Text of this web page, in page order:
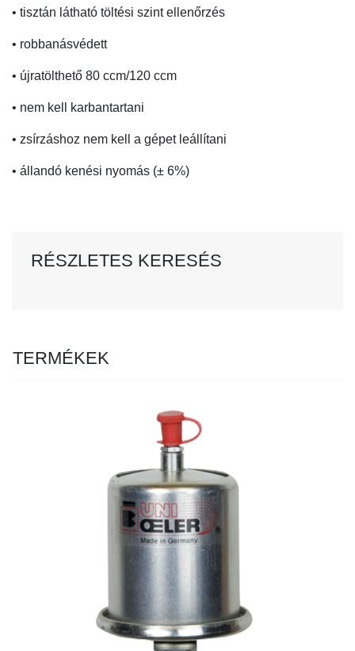
• tisztán látható töltési szint ellenőrzés
• robbanásvédett
• újratölthető 80 ccm/120 ccm
• nem kell karbantartani
• zsírzáshoz nem kell a gépet leállítani
• állandó kenési nyomás (± 6%)
RÉSZLETES KERESÉS
TERMÉKEK